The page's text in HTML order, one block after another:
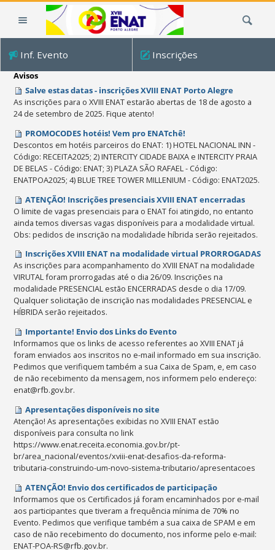
Inf. Evento Inscrições
Avisos
Salve estas datas - inscrições XVIII ENAT Porto Alegre
As inscrições para o XVIII ENAT estarão abertas de 18 de agosto a
24 de setembro de 2025. Fique atento!
PROMOCODES hotéis! Vem pro ENATchê!
Descontos em hotéis parceiros do ENAT: 1) HOTEL NACIONAL INN -
Código: RECEITA2025; 2) INTERCITY CIDADE BAIXA e INTERCITY PRAIA
DE BELAS - Código: ENAT; 3) PLAZA SÃO RAFAEL - Código:
ENATPOA2025; 4) BLUE TREE TOWER MILLENIUM - Código: ENAT2025.
ATENÇÃO! Inscrições presenciais XVIII ENAT encerradas
O limite de vagas presenciais para o ENAT foi atingido, no entanto
ainda temos diversas vagas disponíveis para a modalidade virtual.
Obs: pedidos de inscrição na modalidade híbrida serão rejeitados.
Inscrições XVIII ENAT na modalidade virtual PRORROGADAS
As inscrições para acompanhamento do XVIII ENAT na modalidade
VIRUTAL foram prorrogadas até o dia 26/09. Inscrições na
modalidade PRESENCIAL estão ENCERRADAS desde o dia 17/09.
Qualquer solicitação de inscrição nas modalidades PRESENCIAL e
HÍBRIDA serão rejeitados.
Importante! Envio dos Links do Evento
Informamos que os links de acesso referentes ao XVIII ENAT já
foram enviados aos inscritos no e-mail informado em sua inscrição.
Pedimos que verifiquem também a sua Caixa de Spam, e, em caso
de não recebimento da mensagem, nos informem pelo endereço:
enat@rfb.gov.br.
Apresentações disponíveis no site
Atenção! As apresentações exibidas no XVIII ENAT estão
disponíveis para consulta no link
https://www.enat.receita.economia.gov.br/pt-
br/area_nacional/eventos/xviii-enat-desafios-da-reforma-
tributaria-construindo-um-novo-sistema-tributario/apresentacoes
ATENÇÃO! Envio dos certificados de participação
Informamos que os Certificados já foram encaminhados por e-mail
aos participantes que tiveram a frequência mínima de 70% no
Evento. Pedimos que verifique também a sua caixa de SPAM e em
caso de não recebimento do documento, nos informe pelo e-mail:
ENAT-POA-RS@rfb.gov.br.